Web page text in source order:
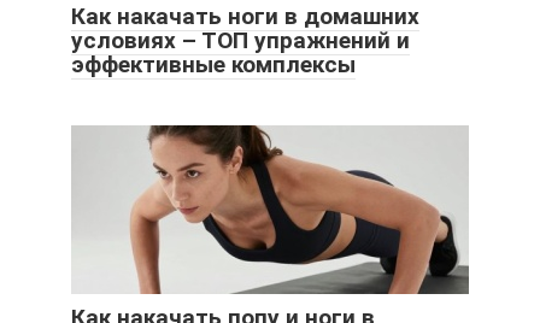
Как накачать ноги в домашних
условиях – ТОП упражнений и
эффективные комплексы
Как накачать попу и ноги в